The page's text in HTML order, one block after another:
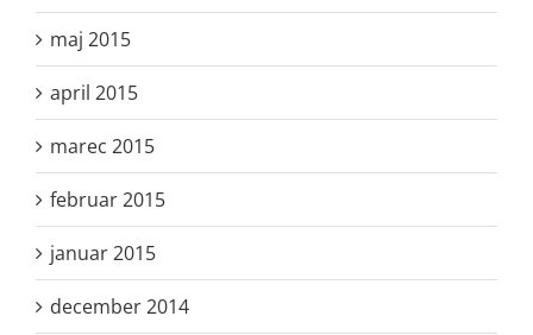
maj 2015
april 2015
marec 2015
februar 2015
januar 2015
december 2014